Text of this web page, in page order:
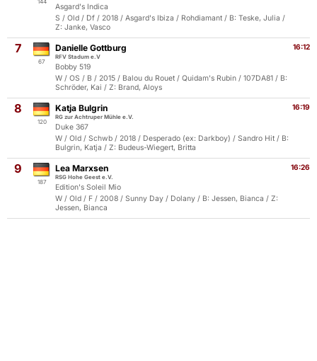
144
Asgard's Indica
S / Old / Df / 2018 / Asgard's Ibiza / Rohdiamant / B: Teske, Julia /
Z: Janke, Vasco
7
67
16:12
Danielle Gottburg
RFV Stadum e.V
Bobby 519
W / OS / B / 2015 / Balou du Rouet / Quidam's Rubin / 107DA81 / B:
Schröder, Kai / Z: Brand, Aloys
8
120
16:19
Katja Bulgrin
RG zur Achtruper Mühle e.V.
Duke 367
W / Old / Schwb / 2018 / Desperado (ex: Darkboy) / Sandro Hit / B:
Bulgrin, Katja / Z: Budeus-Wiegert, Britta
9
187
16:26
Lea Marxsen
RSG Hohe Geest e.V.
Edition's Soleil Mio
W / Old / F / 2008 / Sunny Day / Dolany / B: Jessen, Bianca / Z:
Jessen, Bianca